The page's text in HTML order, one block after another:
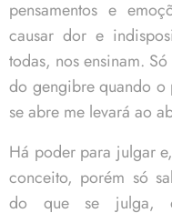
pensamentos e
causar dor e
todas, nos ensinam.
do gengibre quando o
se abre me levará ao
Há poder para julgar
conceito, porém só
do que se julga,